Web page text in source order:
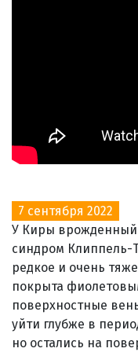
7 сентября 2022
У Киры врожденный
синдром Клиппель-
редкое и очень
покрыта
поверхностные
уйти глубже в
но остались на